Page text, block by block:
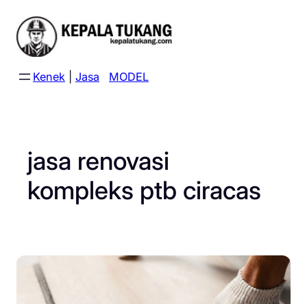
content
Kenek Jasa MODEL
jasa renovasi
kompleks ptb ciracas